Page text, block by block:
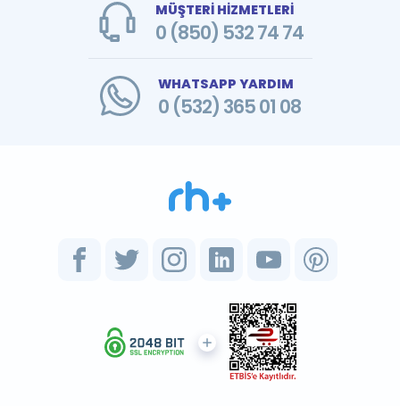
MÜŞTERİ HİZMETLERİ
0 (850) 532 74 74
WHATSAPP YARDIM
0 (532) 365 01 08